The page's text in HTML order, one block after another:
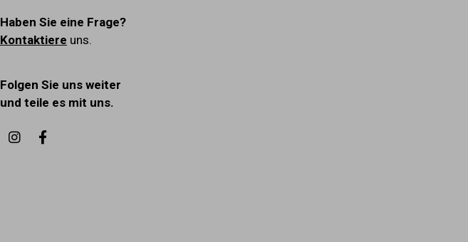
Haben Sie eine Frage?
Kontaktiere uns.
Folgen Sie uns weiter
und teile es mit uns.